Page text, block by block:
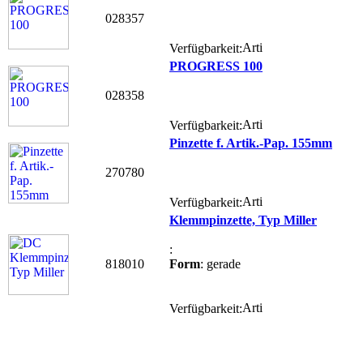
028357
Verfügbarkeit:
028358
PROGRESS 100
Verfügbarkeit:
270780
Pinzette f. Artik.-Pap. 155mm
Verfügbarkeit:
818010
Klemmpinzette, Typ Miller
:
Form: gerade
Verfügbarkeit: